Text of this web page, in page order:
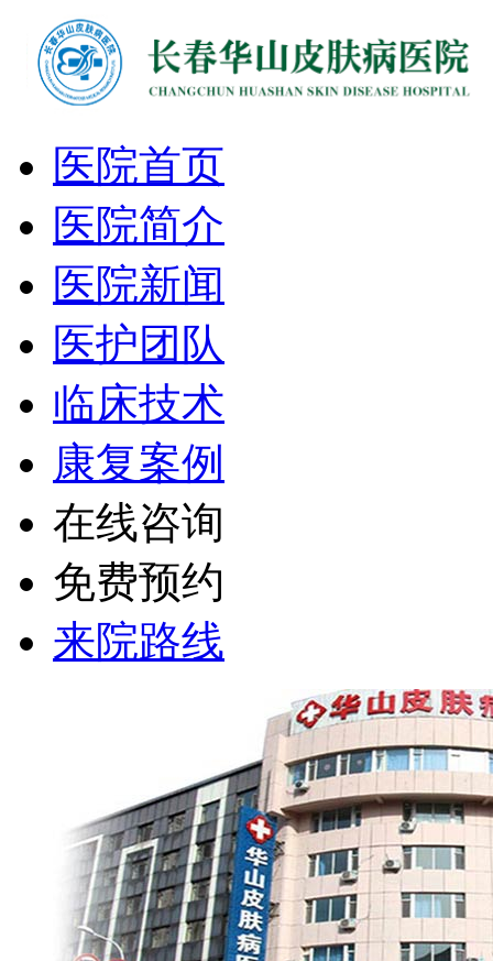
医院首页
医院简介
医院新闻
医护团队
临床技术
康复案例
在线咨询
免费预约
来院路线